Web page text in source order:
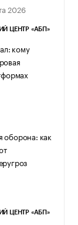
2026
ЦЕНТР «АБП»
кому
оборона: как
ЦЕНТР «АБП»